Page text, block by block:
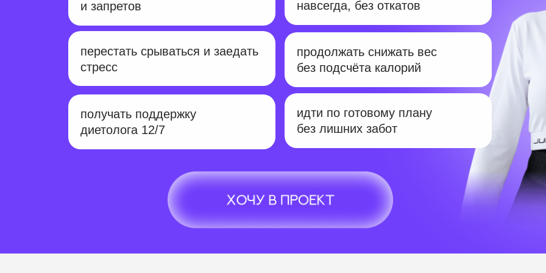
идти по готовому плану
без лишних забот
получать поддержку
диетолога 12/7
продолжать снижать вес
без подсчёта калорий
перестать срываться и заедать
стресс
навсегда, без откатов
и запретов